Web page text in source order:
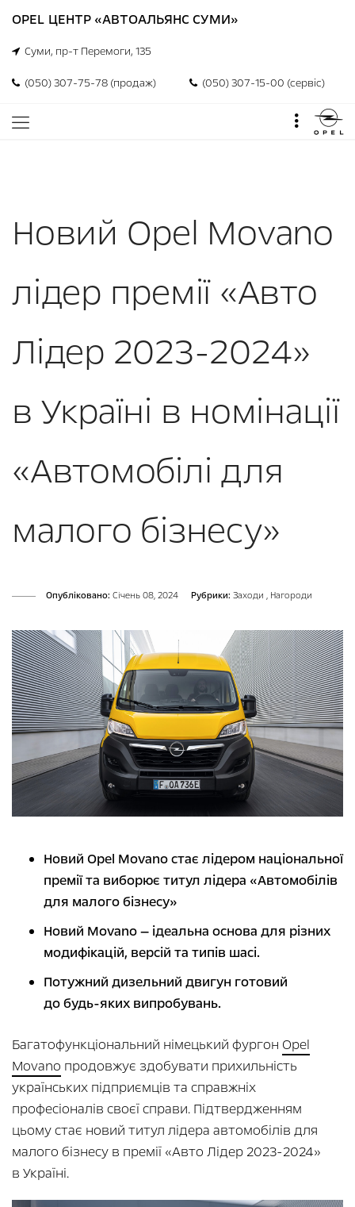
OPEL ЦЕНТР «АВТОАЛЬЯНС СУМИ»
Суми, пр-т Перемоги, 135
(050) 307-75-78 (продаж) (050) 307-15-00 (сервіс)
Новий Opel Movano
лідер премії «Авто
Лідер 2023-2024»
в Україні в номінації
«Автомобілі для
малого бізнесу»
Опубліковано: Cічень 08, 2024 Рубрики: Заходи , Нагороди
Новий Opel Movano стає лідером національної
премії та виборює титул лідера «Автомобілів
для малого бізнесу»
Новий Movano — ідеальна основа для різних
модифікацій, версій та типів шасі.
Потужний дизельний двигун готовий
до будь-яких випробувань.
Багатофункціональний німецький фургон Opel
Movano продовжує здобувати прихильність
українських підприємців та справжніх
професіоналів своєї справи. Підтвердженням
цьому стає новий титул лідера автомобілів для
малого бізнесу в премії «Авто Лідер 2023-2024»
в Україні.